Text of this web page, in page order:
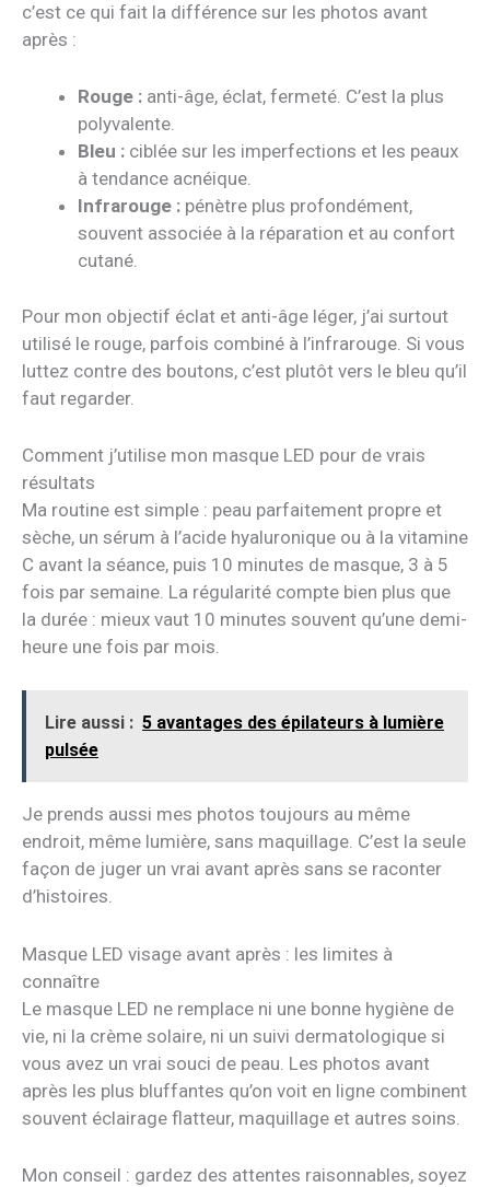
c’est ce qui fait la différence sur les photos avant
après :
Rouge : anti-âge, éclat, fermeté. C’est la plus
polyvalente.
Bleu : ciblée sur les imperfections et les peaux
à tendance acnéique.
Infrarouge : pénètre plus profondément,
souvent associée à la réparation et au confort
cutané.
Pour mon objectif éclat et anti-âge léger, j’ai surtout
utilisé le rouge, parfois combiné à l’infrarouge. Si vous
luttez contre des boutons, c’est plutôt vers le bleu qu’il
faut regarder.
Comment j’utilise mon masque LED pour de vrais
résultats
Ma routine est simple : peau parfaitement propre et
sèche, un sérum à l’acide hyaluronique ou à la vitamine
C avant la séance, puis 10 minutes de masque, 3 à 5
fois par semaine. La régularité compte bien plus que
la durée : mieux vaut 10 minutes souvent qu’une demi-
heure une fois par mois.
Lire aussi : 5 avantages des épilateurs à lumière
pulsée
Je prends aussi mes photos toujours au même
endroit, même lumière, sans maquillage. C’est la seule
façon de juger un vrai avant après sans se raconter
d’histoires.
Masque LED visage avant après : les limites à
connaître
Le masque LED ne remplace ni une bonne hygiène de
vie, ni la crème solaire, ni un suivi dermatologique si
vous avez un vrai souci de peau. Les photos avant
après les plus bluffantes qu’on voit en ligne combinent
souvent éclairage flatteur, maquillage et autres soins.
Mon conseil : gardez des attentes raisonnables, soyez